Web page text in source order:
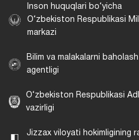
Inson huquqlari bo‘yicha
O‘zbekiston Respublikasi
markazi
Bilim va malakalarni baholash
agentligi
O‘zbekiston Respublikasi
vazirligi
Jizzax viloyati hokimligining